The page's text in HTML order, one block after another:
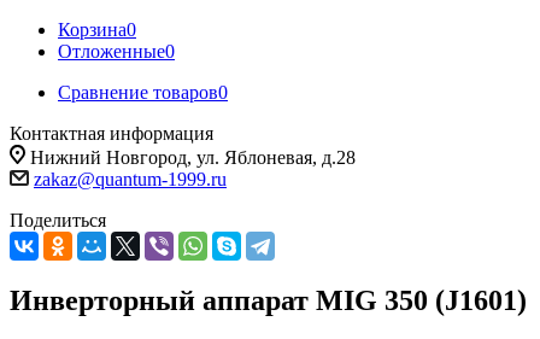
Корзина0
Отложенные0
Сравнение товаров0
Контактная информация
Нижний Новгород, ул. Яблоневая, д.28
zakaz@quantum-1999.ru
Поделиться
Инверторный аппарат MIG 350 (J1601)